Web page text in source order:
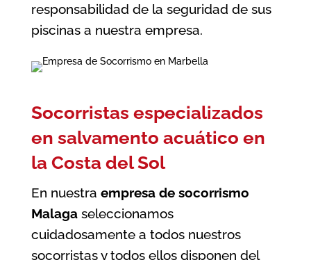
responsabilidad de la seguridad de sus
piscinas a nuestra empresa.
Socorristas especializados
en salvamento acuático en
la Costa del Sol
En nuestra empresa de socorrismo
Malaga seleccionamos
cuidadosamente a todos nuestros
socorristas y todos ellos disponen del